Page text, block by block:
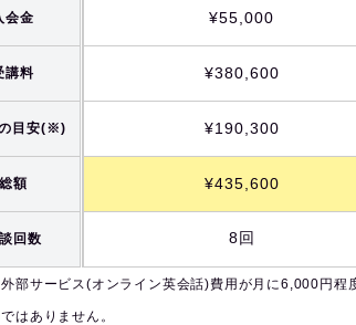
会金
講料
目安(※)
総額
回数
¥55,000
¥380,600
¥190,300
¥435,600
8回
部サービス(オンライン英会話)費用が月に6,000円程
はありません。